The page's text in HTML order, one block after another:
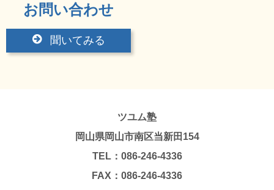
お問い合わせ
聞いてみる
ツユム塾
岡山県岡山市南区当新田154
TEL：086-246-4336
FAX：086-246-4336